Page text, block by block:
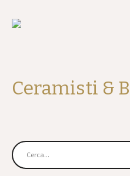
Ceramisti &